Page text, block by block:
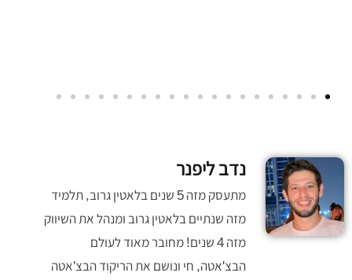
נדב ליפנר
מתעסק מזה 5 שנים בלאטין גרוב, תלמיד
מזה שנתיים בלאטין גרוב ומנהל את השיווק
מזה 4 שנים! מחובר מאוד לעולם
הבצ'אטה, חי ונושם את הריקוד הבצ'אטה